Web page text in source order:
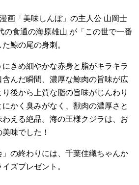
画「美味しんぼ」の主人公 山岡士
の食通の海原雄山 が「この世で一番
鯨の尾の身刺。
きめ細やかな赤身と脂がキラキラ
んだ瞬間、濃厚な鯨肉の旨味が広
後から上質な脂の旨味がじんわり
かく臭みがなく、獣肉の濃厚さと
える絶品。海の王様クジラは、お
味でした！
の終わりには、千葉佳織ちゃんか
ズプレゼント。